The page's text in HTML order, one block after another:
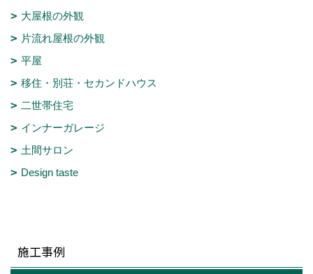
大屋根の外観
片流れ屋根の外観
平屋
移住・別荘・セカンドハウス
二世帯住宅
インナーガレージ
土間サロン
Design taste
施工事例